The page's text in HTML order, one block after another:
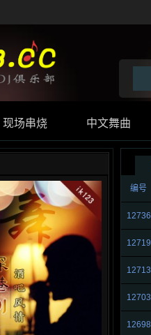
现场串烧 中文舞曲
编号
12736
12719
12713
12703
12698